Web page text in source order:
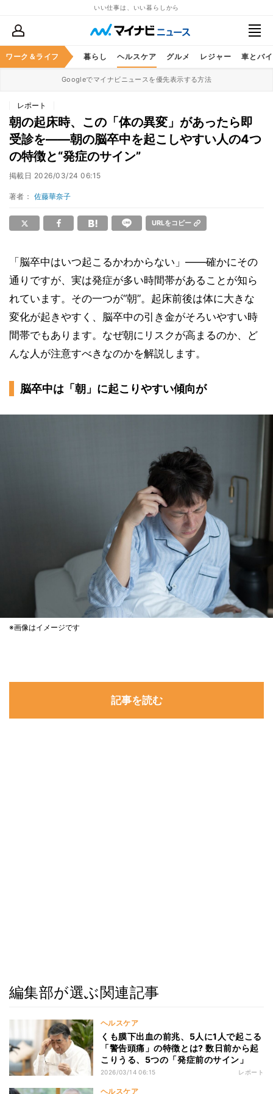
いい仕事は、いい暮らしから
ワーク＆ライフ
ススキル マネー 暮らし ヘルスケア グルメ レジャー 車とバ
Googleでマイナビニュースを優先表示する方法
レポート
朝の起床時、この「体の異変」があったら即
受診を――朝の脳卒中を起こしやすい人の4つ
の特徴と“発症のサイン”
掲載日 2026/03/24 06:15
著者： 佐藤華奈子
URLをコピー
「脳卒中はいつ起こるかわからない」——確かにその
通りですが、実は発症が多い時間帯があることが知ら
れています。その一つが“朝”。起床前後は体に大きな
変化が起きやすく、脳卒中の引き金がそろいやすい時
間帯でもあります。なぜ朝にリスクが高まるのか、ど
んな人が注意すべきなのかを解説します。
脳卒中は「朝」に起こりやすい傾向が
※画像はイメージです
記事を読む
編集部が選ぶ関連記事
ヘルスケア
くも膜下出血の前兆、5人に1人で起こる
「警告頭痛」の特徴とは? 数日前から起
こりうる、5つの「発症前のサイン」
2026/03/14 06:15 レポート
ヘルスケア